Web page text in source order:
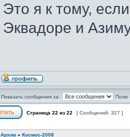
Это я к тому,
Эквадоре и
Показать сообщения за: Поле
Страница 22 из 22 [ Сообщений: 327 ]
Архив » Космос-2008